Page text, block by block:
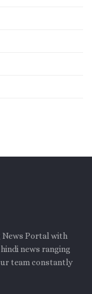
News Portal with
news ranging
team constantly